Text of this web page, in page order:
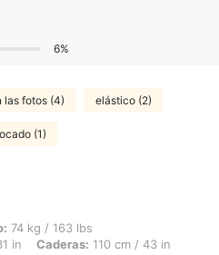
6%
las fotos (4) elástico (2)
(1)
Forma del cuerpo: Manzana, Busto:
74 kg / 163 lbs
in Caderas: 110 cm / 43 in